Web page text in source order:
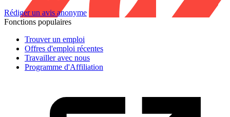
Rédiger un avis anonyme
Fonctions populaires
Trouver un emploi
Offres d'emploi récentes
Travailler avec nous
Programme d'Affiliation